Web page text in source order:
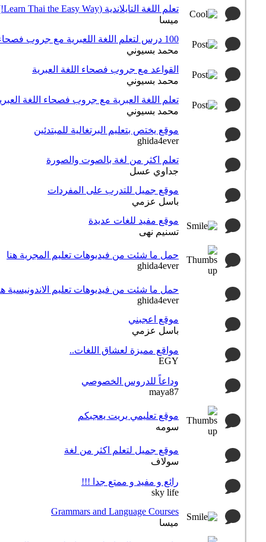
تعلم اللغة التايلاندية (Learn Thai the Easy Way!)
ميسا
100 درس لتعلم اللغة اللعبرية مع جروب فصحاء اللغة العبرية
محمد بسيوني
القواعد مع جروب فصحاء اللغة العبرية
محمد بسيوني
تعلم اللغة العبرية مع جروب فصحاء اللغة
محمد بسيوني
موقع يختص بتعليم البرتغالية للمبتدئين
ghida4ever
تعلم اكثر من لغة بالصوت والصورة
جداوي عسل
موقع جميل للتدرب على المفردات
باسل عزمي
موقع مفيد للغات عديدة
تسنيم نهى
حمل ما شئت من فيديوهات تعليم المجرية هنا
ghida4ever
حمل ما شئت من فيديوهات تعليم الاندونيسية
ghida4ever
موقع اعجبني
باسل عزمي
مواقع مميزة لعشاق اللغات..
EGY
وداعاً للدروس الخصوصي
maya87
موقع تعليمي يريت يعجبكم
سومه
موقع جميل لتعلم اكثر من لغة
سولاف
رائع و مفيد و ممتع جدا !!!
sky life
Grammars and Language Courses
ميسا